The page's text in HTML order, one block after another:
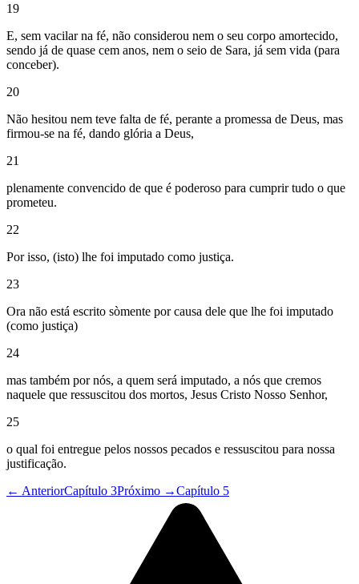
19
E, sem vacilar na fé, não considerou nem o seu corpo amortecido,
sendo já de quase cem anos, nem o seio de Sara, já sem vida (para
conceber).
20
Não hesitou nem teve falta de fé, perante a promessa de Deus, mas
firmou-se na fé, dando glória a Deus,
21
plenamente convencido de que é poderoso para cumprir tudo o que
prometeu.
22
Por isso, (isto) lhe foi imputado como justiça.
23
Ora não está escrito sòmente por causa dele que lhe foi imputado
(como justiça)
24
mas também por nós, a quem será imputado, a nós que cremos
naquele que ressuscitou dos mortos, Jesus Cristo Nosso Senhor,
25
o qual foi entregue pelos nossos pecados e ressuscitou para nossa
justificação.
← AnteriorCapítulo 3Próximo →Capítulo 5